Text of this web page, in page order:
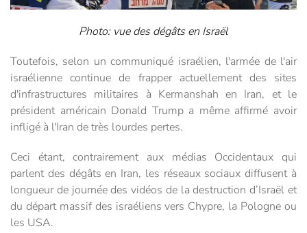
Photo: vue des dégâts en Israël
Toutefois, selon un communiqué israélien, l'armée de l'air
israélienne continue de frapper actuellement des sites
d'infrastructures militaires à Kermanshah en Iran, et le
président américain Donald Trump a même affirmé avoir
infligé à l'Iran de très lourdes pertes.
Ceci étant, contrairement aux médias Occidentaux qui
parlent des dégâts en Iran, les réseaux sociaux diffusent à
longueur de journée des vidéos de la destruction d’Israël et
du départ massif des israéliens vers Chypre, la Pologne ou
les USA.